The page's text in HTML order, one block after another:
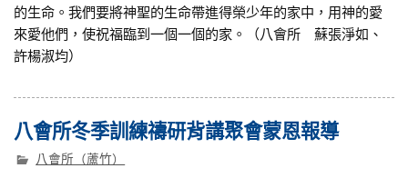
的生命。我們要將神聖的生命帶進得榮少年的家中，用神的愛
來愛他們，使祝福臨到一個一個的家。（八會所 蘇張淨如、
許楊淑均）
八會所冬季訓練禱研背講聚會蒙恩報導
八會所（蘆竹）